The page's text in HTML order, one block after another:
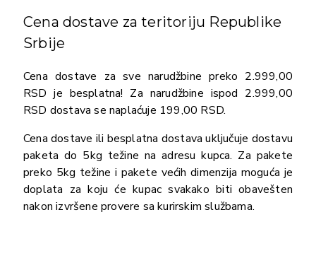
Cena dostave za teritoriju Republike
Srbije
Cena dostave za sve narudžbine preko 2.999,00
RSD je besplatna! Za narudžbine ispod 2.999,00
RSD dostava se naplaćuje 199,00 RSD.
Cena dostave ili besplatna dostava uključuje dostavu
paketa do 5kg težine na adresu kupca. Za pakete
preko 5kg težine i pakete većih dimenzija moguća je
doplata za koju će kupac svakako biti obavešten
nakon izvršene provere sa kurirskim službama.